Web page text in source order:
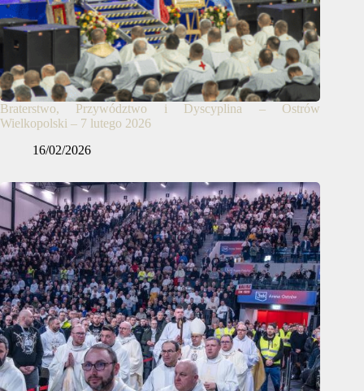
Braterstwo, Przywództwo i Dyscyplina – Ostrów
Wielkopolski – 7 lutego 2026
16/02/2026